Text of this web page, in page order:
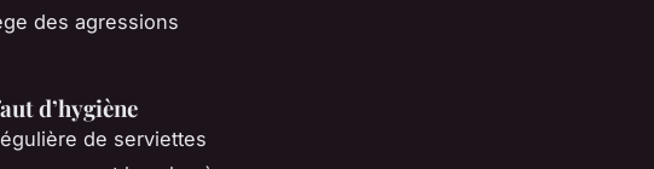
des agressions
d’hygiène
de serviettes